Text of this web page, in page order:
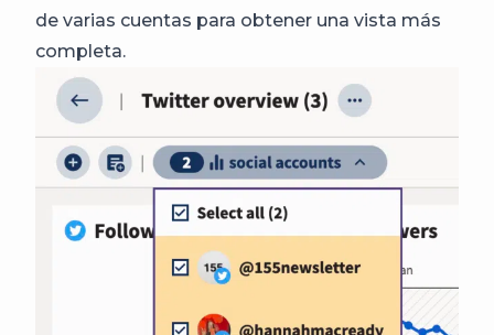
de varias cuentas para obtener una vista más
completa.